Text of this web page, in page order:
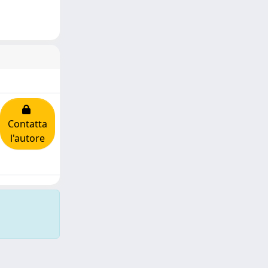
Contatta
l'autore